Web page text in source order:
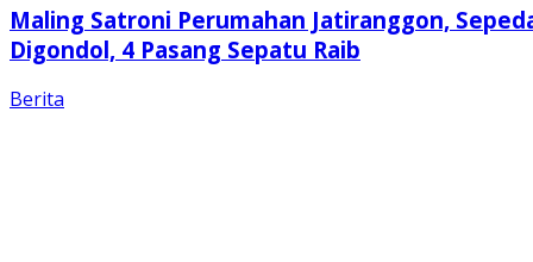
Maling Satroni Perumahan Jatiranggon,
Digondol, 4 Pasang Sepatu Raib
Berita